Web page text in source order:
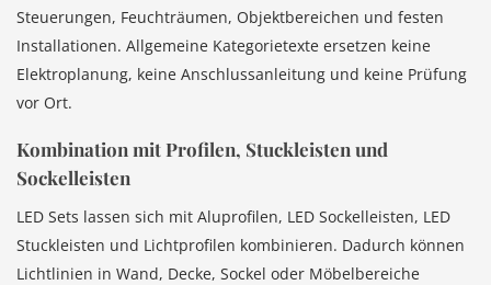
Steuerungen, Feuchträumen, Objektbereichen und festen
Installationen. Allgemeine Kategorietexte ersetzen keine
Elektroplanung, keine Anschlussanleitung und keine Prüfung
vor Ort.
Kombination mit Profilen, Stuckleisten und
Sockelleisten
LED Sets lassen sich mit Aluprofilen, LED Sockelleisten, LED
Stuckleisten und Lichtprofilen kombinieren. Dadurch können
Lichtlinien in Wand, Decke, Sockel oder Möbelbereiche